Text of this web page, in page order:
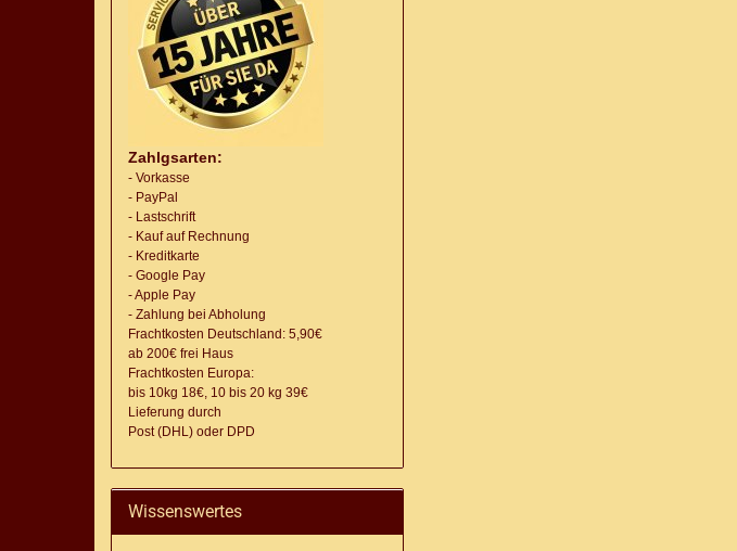
Zahlgsarten:
- Vorkasse
- PayPal
- Lastschrift
- Kauf auf Rechnung
- Kreditkarte
- Google Pay
- Apple Pay
- Zahlung bei Abholung
Frachtkosten Deutschland: 5,90€
ab 200€ frei Haus
Frachtkosten Europa:
bis 10kg 18€, 10 bis 20 kg 39€
Lieferung durch
Post (DHL) oder DPD
Wissenswertes